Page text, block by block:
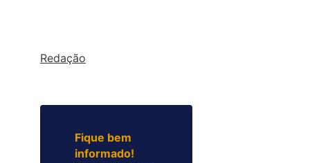
Redação
Fique bem
informado!